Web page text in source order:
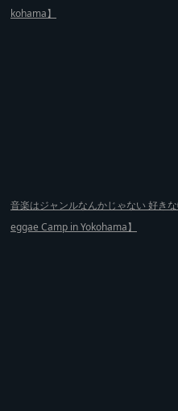
kohama】
音楽はジャンルなんかじゃない 好き
eggae Camp in Yokohama】